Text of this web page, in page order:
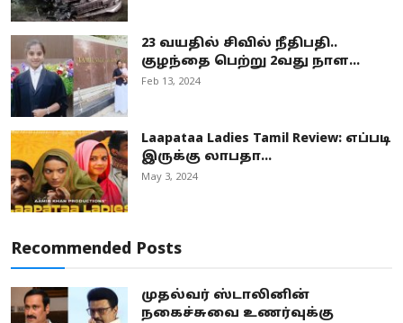
23 வயதில் சிவில் நீதிபதி..
குழந்தை பெற்று 2வது நாள...
Feb 13, 2024
Laapataa Ladies Tamil Review: எப்படி
இருக்கு லாபதா...
May 3, 2024
Recommended Posts
முதல்வர் ஸ்டாலினின்
நகைச்சுவை உணர்வுக்கு